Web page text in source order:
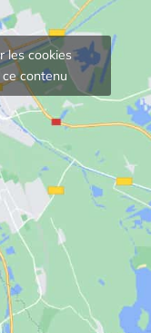
les cookies
contenu